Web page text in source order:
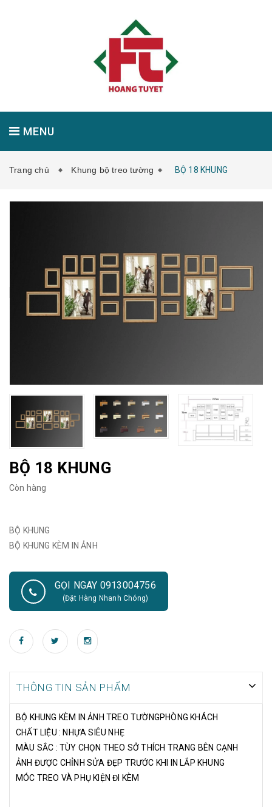
MENU
Trang chủ Khung bộ treo tường BỘ 18 KHUNG
BỘ 18 KHUNG
Còn hàng
BỘ KHUNG
BỘ KHUNG KÈM IN ẢNH
GỌI NGAY 0913004756
(Đặt Hàng Nhanh Chóng)
THÔNG TIN SẢN PHẨM
BỘ KHUNG KÈM IN ẢNH TREO TƯỜNGPHÒNG KHÁCH
CHẤT LIỆU : NHỰA SIÊU NHẸ
MÀU SẮC : TÙY CHỌN THEO SỞ THÍCH TRANG BÊN CẠNH
ẢNH ĐƯỢC CHỈNH SỬA ĐẸP TRƯỚC KHI IN LẮP KHUNG
MÓC TREO VÀ PHỤ KIỆN ĐI KÈM